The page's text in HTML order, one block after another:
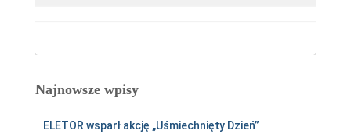
Najnowsze wpisy
ELETOR wsparł akcję „Uśmiechnięty Dzień”